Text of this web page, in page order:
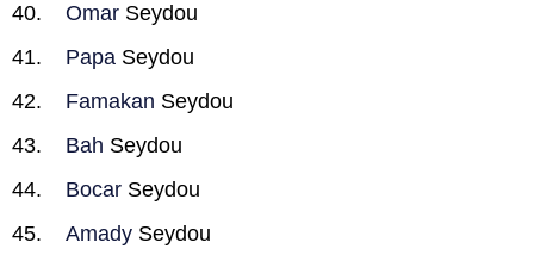
Omar Seydou
Papa Seydou
Famakan Seydou
Bah Seydou
Bocar Seydou
Amady Seydou